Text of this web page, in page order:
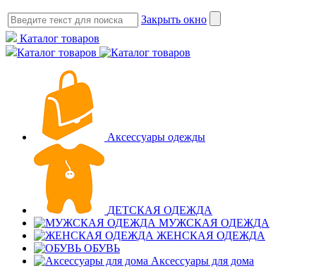
Закрыть окно
Каталог товаров
Каталог товаров
Аксессуары одежды
ДЕТСКАЯ ОДЕЖДА
МУЖСКАЯ ОДЕЖДА
ЖЕНСКАЯ ОДЕЖДА
ОБУВЬ
Аксессуары для дома